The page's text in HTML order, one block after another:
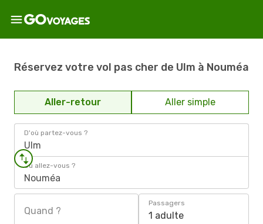
Réservez votre vol pas cher de Ulm à Nouméa
Aller-retour Aller simple
D'où partez-vous ?
Ulm
Où allez-vous ?
Nouméa
Quand ?
Passagers
1 adulte